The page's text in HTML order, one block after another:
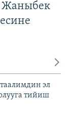
Жаныбек
эл
тийиш